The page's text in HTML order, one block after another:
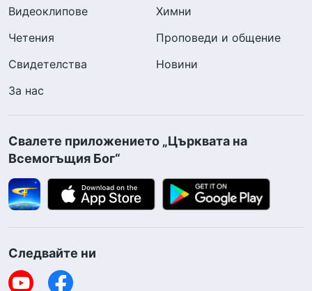
Видеоклипове
Химни
Четения
Проповеди и общение
Свидетелства
Новини
За нас
Свалете приложението „Църквата на
Всемогъщия Бог“
Следвайте ни